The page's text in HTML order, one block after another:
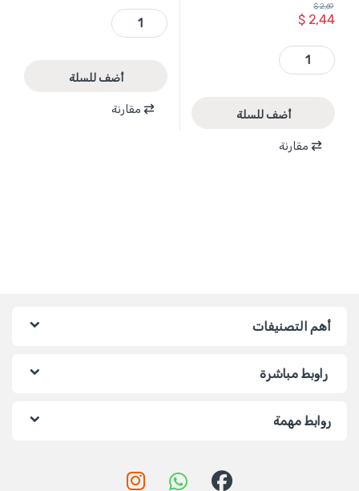
$2,44
$2,69
WSX6601 - مقص يدوي 7.5 انش 190 مم 5 شفرات ستانلس ستيل سماكة الشفرة 1.1 مم ماركة WADFOW quantity
أضف للسلة
مقارنة
WSX3607 - مقص يدوي 7 انش 180 مم للحلاقة ماركة WADFOW quantity
أضف للسلة
مقارنة
أهم التصنيفات
راوبط مباشرة
روابط مهمة